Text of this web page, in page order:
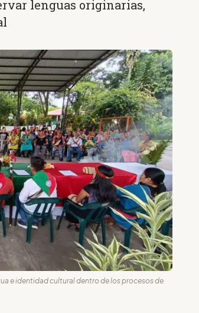
lenguas originarias,
e identidad cultural dentro de los procesos de